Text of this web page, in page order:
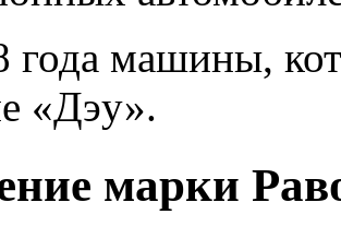
года машины,
«Дэу».
марки